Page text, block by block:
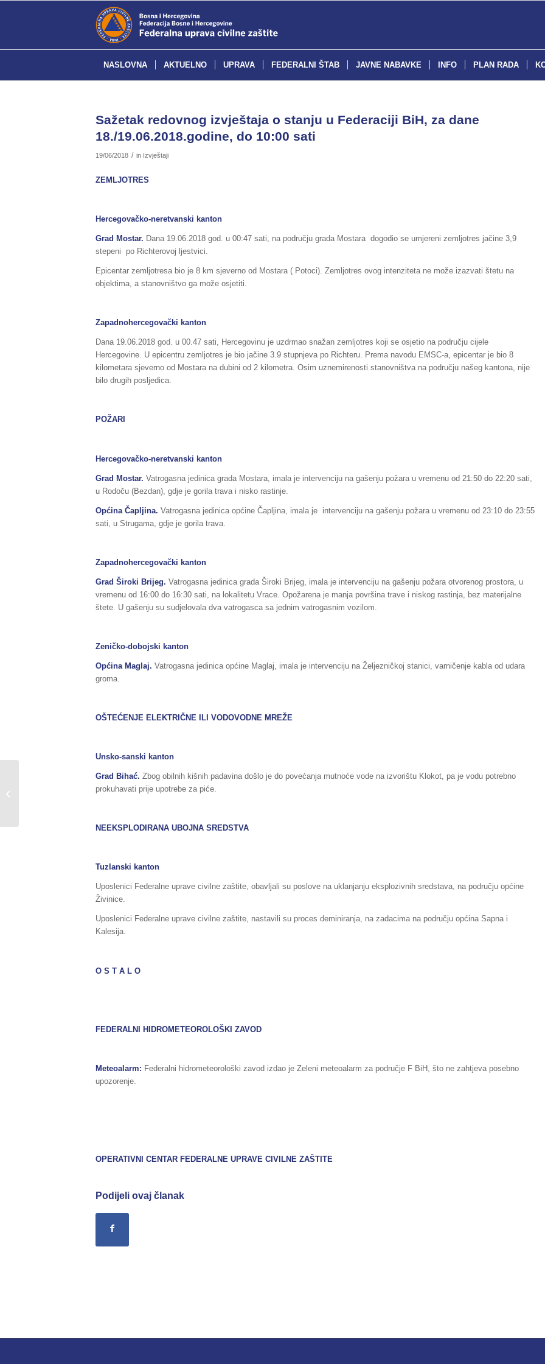
NASLOVNA AKTUELNO UPRAVA FEDERALNI ŠTAB JAVNE NABAVKE INFO PLAN RADA
Sažetak redovnog izvještaja o stanju u Federaciji BiH, za dane
18./19.06.2018.godine, do 10:00 sati
19/06/2018 / in Izvještaji
ZEMLJOTRES
Hercegovačko-neretvanski kanton
Grad Mostar. Dana 19.06.2018 god. u 00:47 sati, na području grada Mostara dogodio se umjereni zemljotres jačine 3,9
stepeni po Richterovoj ljestvici.
Epicentar zemljotresa bio je 8 km sjeverno od Mostara ( Potoci). Zemljotres ovog intenziteta ne može izazvati štetu na
objektima, a stanovništvo ga može osjetiti.
Zapadnohercegovački kanton
Dana 19.06.2018 god. u 00.47 sati, Hercegovinu je uzdrmao snažan zemljotres koji se osjetio na području cijele
Hercegovine. U epicentru zemljotres je bio jačine 3.9 stupnjeva po Richteru. Prema navodu EMSC-a, epicentar je bio 8
kilometara sjeverno od Mostara na dubini od 2 kilometra. Osim uznemirenosti stanovništva na području našeg kantona, nije
bilo drugih posljedica.
POŽARI
Hercegovačko-neretvanski kanton
Grad Mostar. Vatrogasna jedinica grada Mostara, imala je intervenciju na gašenju požara u vremenu od 21:50 do 22:20 sati,
u Rodoču (Bezdan), gdje je gorila trava i nisko rastinje.
Općina Čapljina. Vatrogasna jedinica općine Čapljina, imala je intervenciju na gašenju požara u vremenu od 23:10 do 23:55
sati, u Strugama, gdje je gorila trava.
Zapadnohercegovački kanton
Grad Široki Brijeg. Vatrogasna jedinica grada Široki Brijeg, imala je intervenciju na gašenju požara otvorenog prostora, u
vremenu od 16:00 do 16:30 sati, na lokalitetu Vrace. Opožarena je manja površina trave i niskog rastinja, bez materijalne
štete. U gašenju su sudjelovala dva vatrogasca sa jednim vatrogasnim vozilom.
Zeničko-dobojski kanton
Općina Maglaj. Vatrogasna jedinica općine Maglaj, imala je intervenciju na Željezničkoj stanici, varničenje kabla od udara
groma.
OŠTEĆENJE ELEKTRIČNE ILI VODOVODNE MREŽE
Unsko-sanski kanton
Grad Bihać. Zbog obilnih kišnih padavina došlo je do povećanja mutnoće vode na izvorištu Klokot, pa je vodu potrebno
prokuhavati prije upotrebe za piće.
NEEKSPLODIRANA UBOJNA SREDSTVA
Tuzlanski kanton
Uposlenici Federalne uprave civilne zaštite, obavljali su poslove na uklanjanju eksplozivnih sredstava, na području općine
Živinice.
Uposlenici Federalne uprave civilne zaštite, nastavili su proces deminiranja, na zadacima na području općina Sapna i
Kalesija.
O S T A L O
FEDERALNI HIDROMETEOROLOŠKI ZAVOD
Meteoalarm: Federalni hidrometeorološki zavod izdao je Zeleni meteoalarm za područje F BiH, što ne zahtjeva posebno
upozorenje.
OPERATIVNI CENTAR FEDERALNE UPRAVE CIVILNE ZAŠTITE
Podijeli ovaj članak